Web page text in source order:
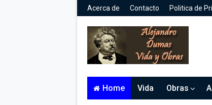
Acerca de Contacto Politica de
Home Vida Obras